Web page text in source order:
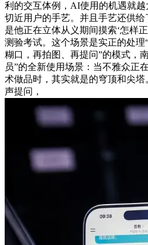
利的交互体例，AI使用的机遇就
切近用户的手艺。并且手艺还供
是他正在立体从义期间摸索‘怎样
测验考试。这个场景是实正的处
糊口，再拍图、再提问”的模式，
员”的全新使用场景：当不雅众正
术做品时，其实就是的穹顶和尖
声提问，